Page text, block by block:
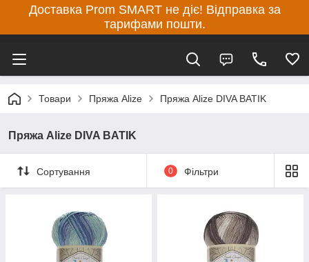
Доставка Prom SMART не діє! Відправка за
тарифами пошти.
Товари Пряжа Alize Пряжа Alize DIVA BATIK
Пряжа Alize DIVA BATIK
Сортування 0 Фільтри